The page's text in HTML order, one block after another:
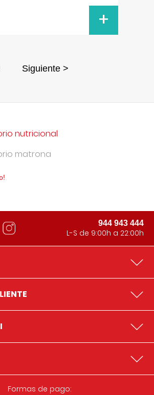
+
Siguiente >
nutricional
matrona
944 943 444
L-S de 9:00h a 22:00h
Formas de pago: